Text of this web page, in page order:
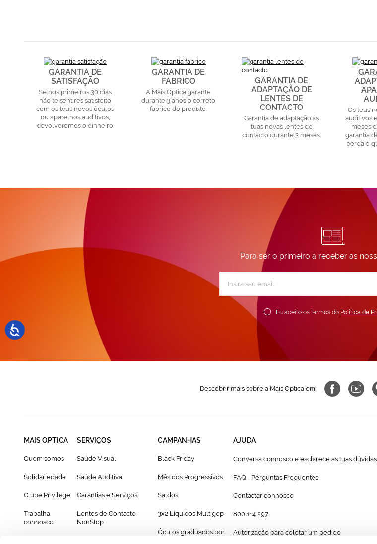
GARANTIA DE
SATISFAÇÃO
Se nos primeiros 30 dias
não te sentires satisfeito
com os teus novos óculos
ou aparelhos auditivos,
devolveremos o dinheiro.
GARANTIA DE
FABRICO
A Mais Optica garante
durante 3 anos o correto
fabrico do produto.
GARANTIA DE
ADAPTAÇÃO DE
LENTES DE
CONTACTO
Garantia de adaptação às
tuas novas lentes de
contacto durante 3 meses.
Os teus
auditivos
meses
garantia
perda e
Para ser o primeiro a receber as
Newsletter:
Eu aceito os termos do Política de
Descobrir mais sobre a Mais Optica em:
MAIS OPTICA
Quem somos
Solidariedade
Clube Privilege
Trabalha
connosco
SERVIÇOS
Saúde Visual
Saúde Auditiva
Garantias e Serviços
Lentes de Contacto
NonStop
CAMPANHAS
Black Friday
Mês dos Progressivos
Saldos
3x2 Líquidos Multigop
Óculos graduados por
AJUDA
Conversa connosco e esclarece as tuas dúvidas
FAQ - Perguntas Frequentes
Contactar connosco
800 114 297
Autorização para coletar um pedido